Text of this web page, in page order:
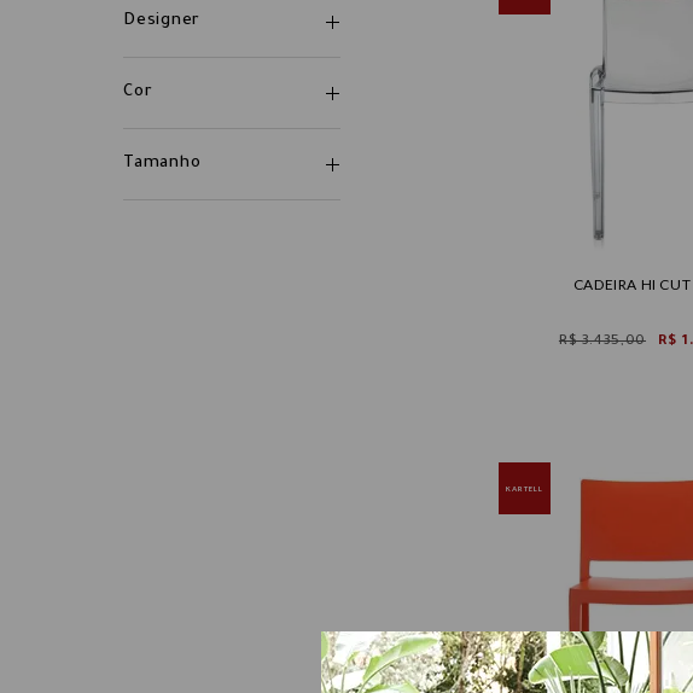
Designer
Cor
Tamanho
CADEIRA HI
R$ 3.435,00 R$
KARTELL